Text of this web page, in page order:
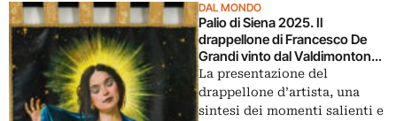
DAL MONDO
Palio di Siena 2025. Il
drappellone di Francesco De
Grandi vinto dal Valdimontone:
la sintesi tra video e foto
La presentazione del
drappellone d’artista, una
sintesi dei momenti salienti e